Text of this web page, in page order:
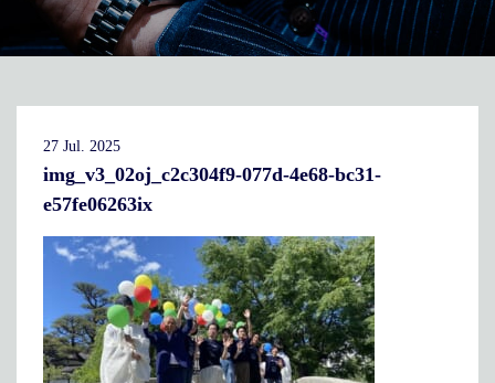
inBlueの強み ヒストリー
Q&A
オーダー方法
ふるさと納税取扱方法 修理
リボーン
新着
ニュース
社長ブログ スタッフブログ
メディア掲載
新卒採用 店舗概要
アクセス 会社情報
代表メッセージ
JP EN
27 Jul. 2025
img_v3_02oj_c2c304f9-077d-4e68-bc31-
e57fe06263ix